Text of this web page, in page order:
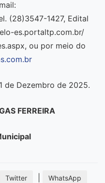
(28)3547-1427, Edital
es.portaltp.com.br/
ou por meio do
de Dezembro de 2025.
FERREIRA
Twitter WhatsApp